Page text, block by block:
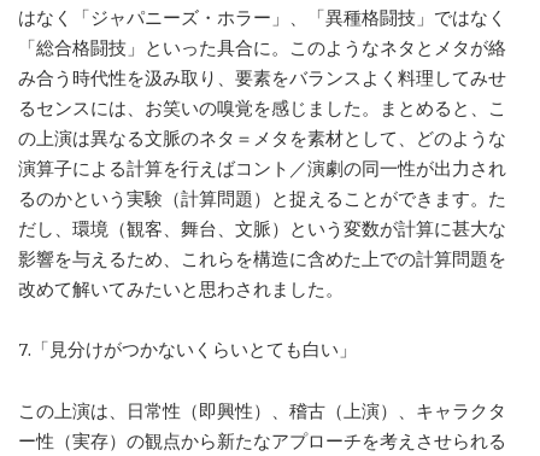
はなく「ジャパニーズ・ホラー」、「異種格闘技」ではなく
「総合格闘技」といった具合に。このようなネタとメタが絡
み合う時代性を汲み取り、要素をバランスよく料理してみせ
るセンスには、お笑いの嗅覚を感じました。まとめると、こ
の上演は異なる文脈のネタ＝メタを素材として、どのような
演算子による計算を行えばコント／演劇の同一性が出力され
るのかという実験（計算問題）と捉えることができます。た
だし、環境（観客、舞台、文脈）という変数が計算に甚大な
影響を与えるため、これらを構造に含めた上での計算問題を
改めて解いてみたいと思わされました。
7.「見分けがつかないくらいとても白い」
この上演は、日常性（即興性）、稽古（上演）、キャラクタ
ー性（実存）の観点から新たなアプローチを考えさせられる